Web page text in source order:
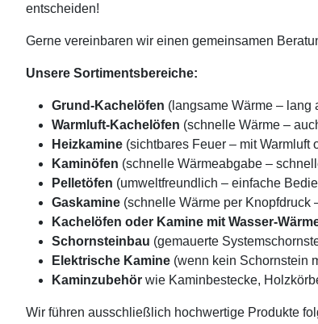
entscheiden!
Gerne vereinbaren wir einen gemeinsamen
Unsere Sortimentsbereiche:
Grund-Kachelöfen (langsame Wärme – lang
Warmluft-Kachelöfen (schnelle Wärme –
Heizkamine (sichtbares Feuer – mit Warmluft
Kaminöfen (schnelle Wärmeabgabe –
Pelletöfen (umweltfreundlich – einfache
Gaskamine (schnelle Wärme per Knopfdruck
Kachelöfen oder Kamine mit Wasser-
Schornsteinbau (gemauerte
Elektrische Kamine (wenn kein Schornstein
Kaminzubehör wie Kaminbestecke,
Wir führen ausschließlich hochwertige Produkte